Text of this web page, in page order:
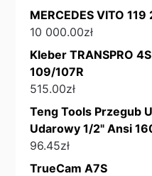
MERCEDES VITO
10 000.00zł
Kleber TRANSPRO
109/107R
515.00zł
Teng Tools Przegub
Udarowy 1/2" Ansi
96.45zł
TrueCam A7S